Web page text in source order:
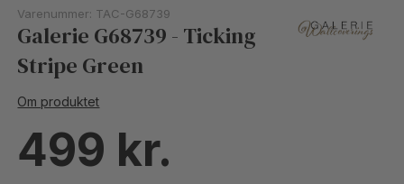
Varenummer: TAC-G68739
Galerie G68739 - Ticking
Stripe Green
Om produktet
499